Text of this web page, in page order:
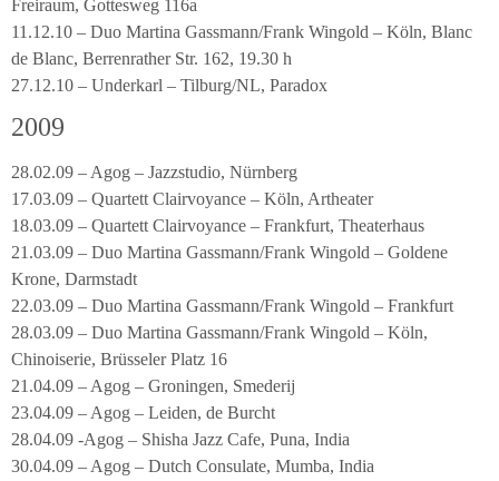
Freiraum, Gottesweg 116a
11.12.10 – Duo Martina Gassmann/Frank Wingold – Köln, Blanc
de Blanc, Berrenrather Str. 162, 19.30 h
27.12.10 – Underkarl – Tilburg/NL, Paradox
2009
28.02.09 – Agog – Jazzstudio, Nürnberg
17.03.09 – Quartett Clairvoyance – Köln, Artheater
18.03.09 – Quartett Clairvoyance – Frankfurt, Theaterhaus
21.03.09 – Duo Martina Gassmann/Frank Wingold – Goldene
Krone, Darmstadt
22.03.09 – Duo Martina Gassmann/Frank Wingold – Frankfurt
28.03.09 – Duo Martina Gassmann/Frank Wingold – Köln,
Chinoiserie, Brüsseler Platz 16
21.04.09 – Agog – Groningen, Smederij
23.04.09 – Agog – Leiden, de Burcht
28.04.09 -Agog – Shisha Jazz Cafe, Puna, India
30.04.09 – Agog – Dutch Consulate, Mumba, India